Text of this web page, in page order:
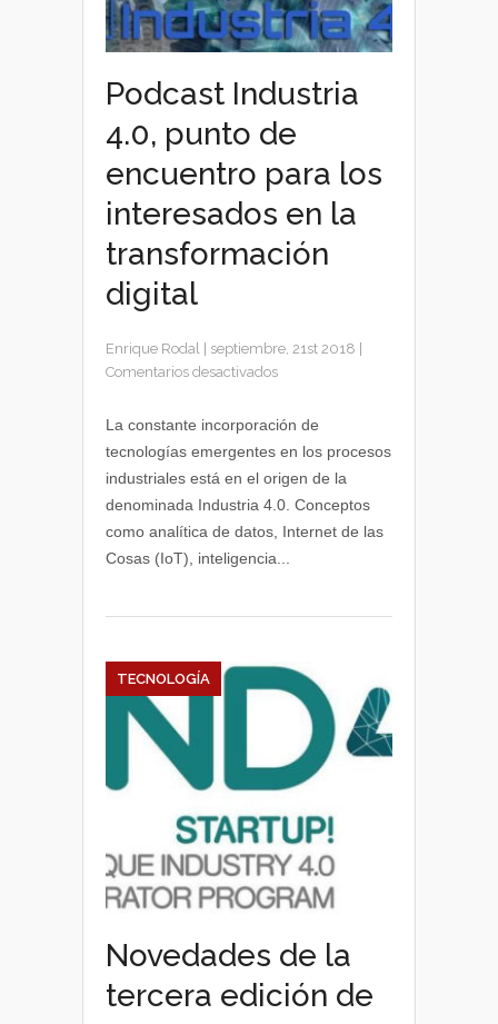
Podcast Industria
4.0, punto de
encuentro para los
interesados en la
transformación
digital
Enrique Rodal septiembre, 21st 2018
Comentarios desactivadosen
Industria
de
encuentro
para
digital
La constante incorporación de
tecnologías emergentes en los procesos
industriales está en el origen de la
denominada Industria 4.0. Conceptos
como analítica de datos, Internet de las
Cosas (IoT), inteligencia...
TECNOLOGÍA
Novedades de la
tercera edición de